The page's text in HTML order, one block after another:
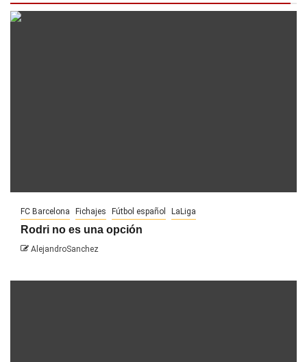
FC Barcelona Fichajes Fútbol español LaLiga
Rodri no es una opción
AlejandroSanchez